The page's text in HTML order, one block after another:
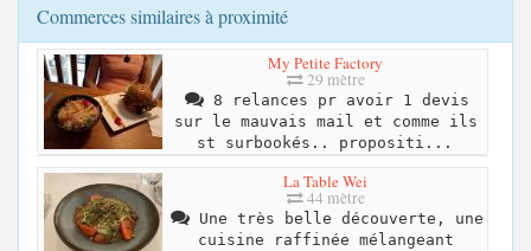
Commerces similaires à proximité
My Petite Factory
29 mètre
8 relances pr avoir 1 devis
sur le mauvais mail et comme ils
st surbookés.. propositi...
La Table Wei
44 mètre
Une très belle découverte, une
cuisine raffinée mélangeant